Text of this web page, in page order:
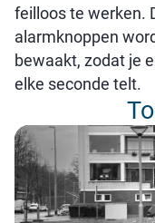
feilloos te werken.
alarmknoppen
bewaakt, zodat je
elke seconde telt.